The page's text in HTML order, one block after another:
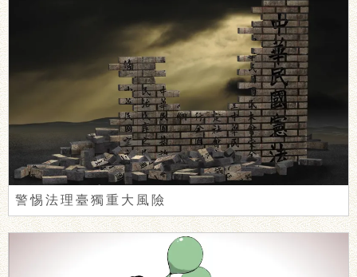
警惕法理臺獨重大風險